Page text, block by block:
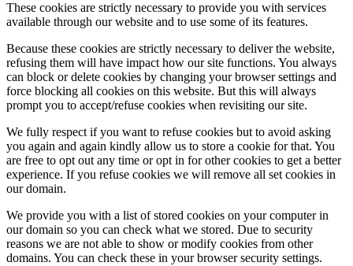
These cookies are strictly necessary to provide you with services
available through our website and to use some of its features.
Because these cookies are strictly necessary to deliver the website,
refusing them will have impact how our site functions. You always
can block or delete cookies by changing your browser settings and
force blocking all cookies on this website. But this will always
prompt you to accept/refuse cookies when revisiting our site.
We fully respect if you want to refuse cookies but to avoid asking
you again and again kindly allow us to store a cookie for that. You
are free to opt out any time or opt in for other cookies to get a better
experience. If you refuse cookies we will remove all set cookies in
our domain.
We provide you with a list of stored cookies on your computer in
our domain so you can check what we stored. Due to security
reasons we are not able to show or modify cookies from other
domains. You can check these in your browser security settings.